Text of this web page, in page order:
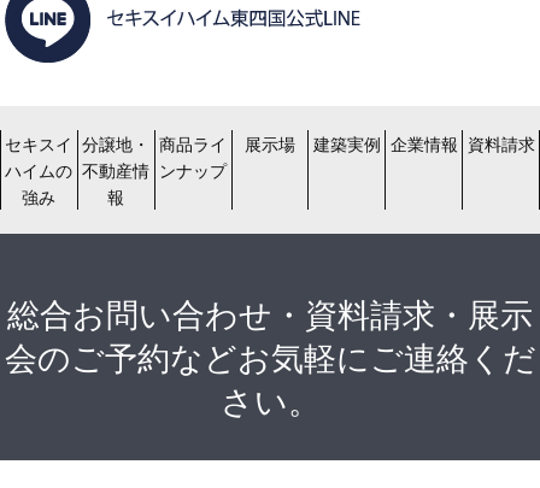
セキスイ
ハイムの
強み
分譲地・
不動産情
報
商品ライ
ンナップ
展示場 建築実例 企業情報 資料請求
総合お問い合わせ・資料請求・展示
会のご予約などお気軽にご連絡くだ
さい。